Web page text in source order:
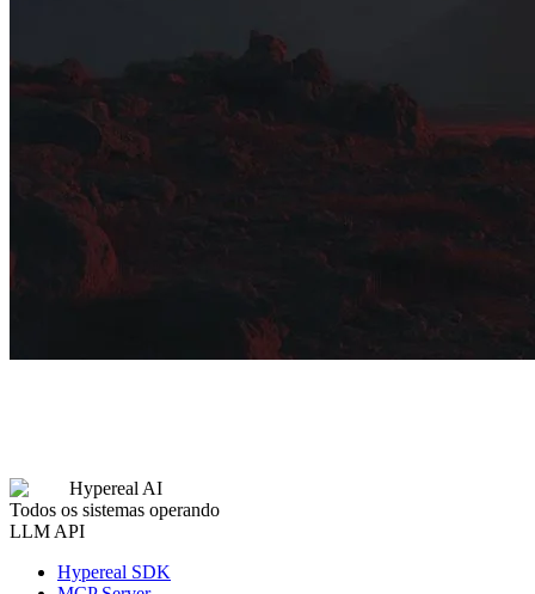
Hypereal AI
Todos os sistemas operando
LLM API
Hypereal SDK